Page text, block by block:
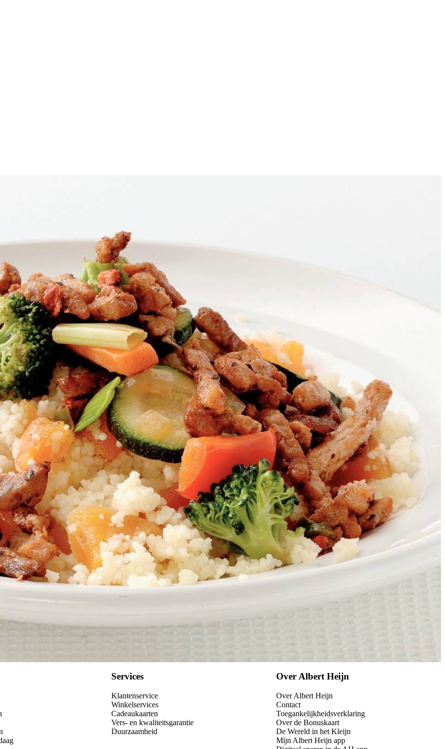
Kies producten
couscous scheppen en over vier borden verdelen. Groente en gyros erop scheppen.
Wat vond je van dit recept?
Services
Klantenservice
Winkelservices
Cadeaukaarten
Vers- en kwaliteitsgarantie
Duurzaamheid
Over Albert Heijn
Over Albert Heijn
Contact
Toegankelijkheidsverklaring
Over de Bonuskaart
De Wereld in het Kleijn
Mijn Albert Heijn app